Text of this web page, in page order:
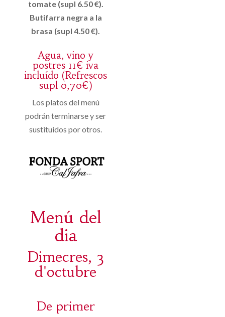
tomate (supl 6.50 €).
Butifarra negra a la
brasa (supl 4.50 €).
Agua, vino y
postres 11€ iva
incluído (Refrescos
supl 0,70€)
Los platos del menú
podrán terminarse y ser
sustituidos por otros.
Menú del
dia
Dimecres, 3
d'octubre
De primer